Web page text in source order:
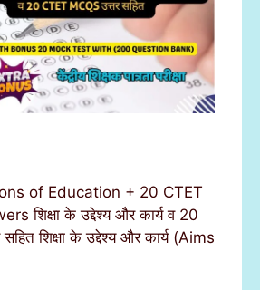
of Education + 20 CTET
शिक्षा के उद्देश्य और कार्य व 20
शिक्षा के उद्देश्य और कार्य (Aims